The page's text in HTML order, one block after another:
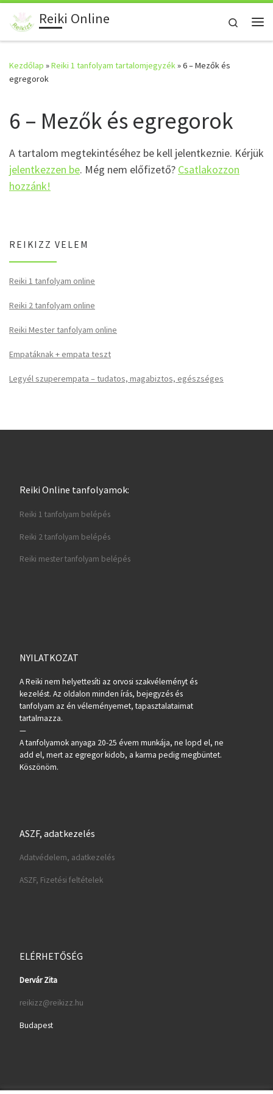
Skip to content
Reiki Online
Search
Kezdőlap »Reiki 1 tanfolyam tartalomjegyzék»6 – Mezők és
egregorok
6 – Mezők és egregorok
A tartalom megtekintéséhez be kell jelentkeznie. Kérjük
jelentkezzen be. Még nem előfizető? Csatlakozzon
hozzánk!
REIKIZZ VELEM
Reiki 1 tanfolyam online
Reiki 2 tanfolyam online
Reiki Mester tanfolyam online
Empatáknak + empata teszt
Legyél szuperempata – tudatos, magabiztos, egészséges
Reiki Online tanfolyamok:
Reiki 1 tanfolyam belépés
Reiki 2 tanfolyam belépés
Reiki mester tanfolyam belépés
NYILATKOZAT
A Reiki nem helyettesíti az orvosi szakvéleményt és
kezelést. Az oldalon minden írás, bejegyzés és
tanfolyam az én véleményemet, tapasztalataimat
tartalmazza.
—
A tanfolyamok anyaga 20-25 évem munkája, ne lopd el, ne
add el, mert az egregor kidob, a karma pedig megbüntet.
Köszönöm.
ASZF, adatkezelés
Adatvédelem, adatkezelés
ASZF, Fizetési feltételek
ELÉRHETŐSÉG
Dervár Zita
reikizz@reikizz.hu
Budapest